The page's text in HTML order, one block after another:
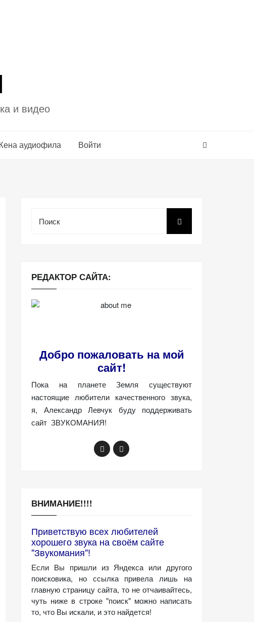
и видео
аудиофила
Войти
РЕДАКТОР САЙТА:
Добро пожаловать на мой
сайт!
Пока на планете Земля существуют
настоящие любители качественного звука,
я, Александр Левчук буду поддерживать
сайт ЗВУКОМАНИЯ!
ВНИМАНИЕ!!!!
Приветствую всех любителей
хорошего звука на своём сайте
"Звукомания"!
Если Вы пришли из Яндекса или другого
поисковика, но ссылка привела лишь на
главную страницу сайта, то не отчаивайтесь,
чуть ниже в строке "поиск" можно написать
то, что Вы искали, и это найдется!